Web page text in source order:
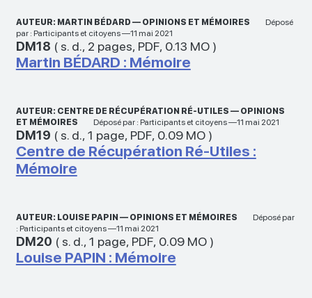
AUTEUR: MARTIN BÉDARD — OPINIONS ET MÉMOIRES
Déposé
par : Participants et citoyens —11 mai 2021
DM18 ( s. d., 2 pages, PDF, 0.13 MO)
Martin BÉDARD : Mémoire
AUTEUR: CENTRE DE RÉCUPÉRATION RÉ-UTILES — OPINIONS
ET MÉMOIRES
Déposé par : Participants et citoyens —11 mai 2021
DM19 ( s. d., 1 page, PDF, 0.09 MO)
Centre de Récupération Ré-Utiles :
Mémoire
AUTEUR: LOUISE PAPIN — OPINIONS ET MÉMOIRES
Déposé par
: Participants et citoyens —11 mai 2021
DM20 ( s. d., 1 page, PDF, 0.09 MO)
Louise PAPIN : Mémoire